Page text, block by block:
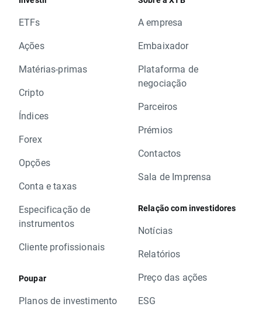
ETFs
Ações
Matérias-primas
Cripto
Índices
Forex
Opções
Conta e taxas
Especificação de
instrumentos
Cliente profissionais
Poupar
Planos de investimento
A empresa
Embaixador
Plataforma de
negociação
Parceiros
Prémios
Contactos
Sala de Imprensa
Relação com investidores
Notícias
Relatórios
Preço das ações
ESG